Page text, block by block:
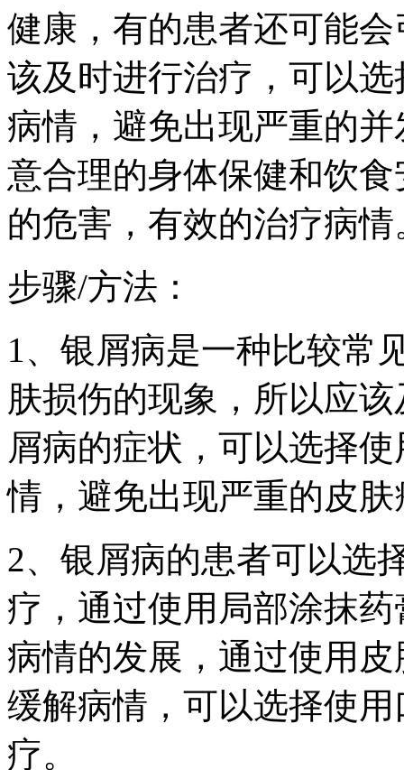
健康，有的患者还可能
该及时进行治疗，可以
病情，避免出现严重的
意合理的身体保健和饮
的危害，有效的治疗病情
步骤/方法：
1、银屑病是一种比较常
肤损伤的现象，所以应
屑病的症状，可以选择
情，避免出现严重的皮
2、银屑病的患者可以选
疗，通过使用局部涂抹
病情的发展，通过使用
缓解病情，可以选择使
疗。